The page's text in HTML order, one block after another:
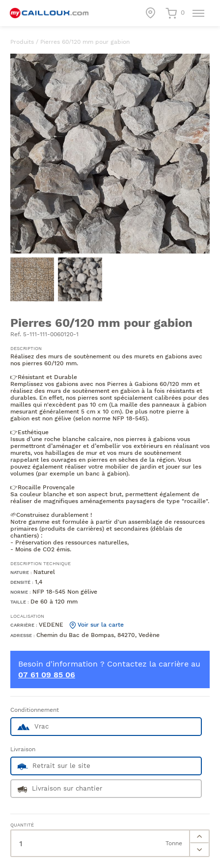
0
Produits / Pierres 60/120 mm pour gabion
Pierres 60/120 mm pour gabion
Ref. 5-111-111-0060120-1
DESCRIPTION
Réalisez des murs de soutènement ou des murets en gabions avec
nos pierres 60/120 mm.
👉Résistant et Durable
Remplissez vos gabions avec nos Pierres à Gabions 60/120 mm et
réalisez des murs de soutènement en gabion à la fois résistants et
durables. En effet, nos pierres sont spécialement calibrées pour des
mailles qui n'excèdent pas 10 cm (La maille des panneaux à gabion
mesurant généralement 5 cm x 10 cm). De plus notre pierre à
gabion est non gélive (selon norme NFP 18-545).
👉Esthétique
Issus d’une roche blanche calcaire, nos pierres à gabions vous
permettront d’aménager et d’embellir vos extérieurs en réalisant vos
murets, vos habillages de mur et vos murs de soutènement
rappelant les ouvrages en pierres en sèches de la région. Vous
pouvez également réaliser votre mobilier de jardin et jouer sur les
volumes (par exemple un banc à gabion).
👉Rocaille Provençale
Sa couleur blanche et son aspect brut, permettent également de
réaliser de magnifiques aménagements paysagers de type "rocaille".
🌱Construisez durablement !
Notre gamme est formulée à partir d'un assemblage de ressources
primaires (produits de carrières) et secondaires (déblais de
chantiers) :
- Préservation des ressources naturelles,
- Moins de CO2 émis.
DESCRIPTION TECHNIQUE
NATURE : Naturel
DENSITÉ : 1,4
NORME : NFP 18-545 Non gélive
TAILLE : De 60 à 120 mm
LOCALISATION
CARRIÈRE : VEDENE Voir sur la carte
ADRESSE : Chemin du Bac de Bompas, 84270, Vedène
Besoin d'information ? Contactez la carrière au
07 61 09 85 06
Conditionnement
Vrac
Livraison
Retrait sur le site
Livraison sur chantier
QUANTITÉ
Tonne